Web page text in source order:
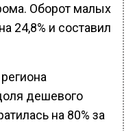
Оборот малых
24,8% и составил
дешевого
на 80% за